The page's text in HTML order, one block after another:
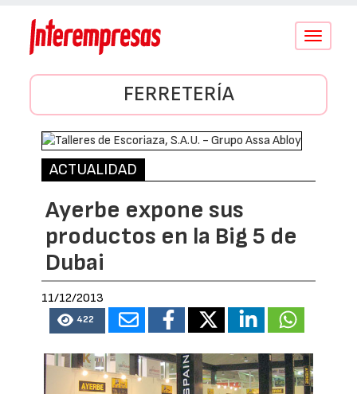
Conmutar
FERRETERÍA
ACTUALIDAD
Ayerbe expone sus
productos en la Big 5 de
Dubai
11/12/2013
422